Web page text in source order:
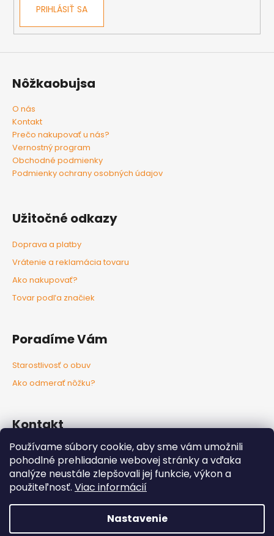
Používame súbory cookie, aby sme vám umožnili
pohodlné prehliadanie webovej stránky a vďaka
analýze neustále zlepšovali jej funkcie, výkon a
použiteľnosť. Viac informácií
Nastavenie
PRIHLÁSIŤ SA
Nôžkaobujsa
O nás
Kontakt
Prečo nakupovať u nás?
Vernostný program
Obchodné podmienky
Podmienky ochrany osobných údajov
Užitočné odkazy
Doprava a platby
Vrátenie a reklamácia tovaru
Ako nakupovať?
Tovar podľa značiek
Poradíme Vám
Starostlivosť o obuv
Ako odmerať nôžku?
Kontakt
info@nozkaobujsa.sk
+421907383063
Nozkaobujsa.sk
Nozkaobujsa